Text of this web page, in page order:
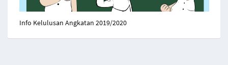
Info Kelulusan Angkatan 2019/2020